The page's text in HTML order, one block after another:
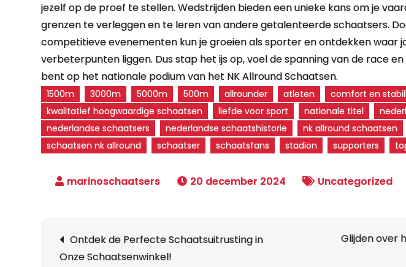
jezelf op de proef te stellen. Wedstrijden bieden een unieke kans om je
grenzen te verleggen en te leren van andere getalenteerde schaatsers.
competitieve evenementen kun je groeien als sporter en ontdekken waar
verbeterpunten liggen. Dus stap het ijs op, voel de spanning van de race
bent op het nationale podium van het NK Allround Schaatsen.
1500m 3000m 5000m 500m allrounder atleten comfort en
kwalitatief hoogwaardige schaatsen
liefde voor sport nationale titel
nederlandse schaatsers
nederlandse schaatshistorie nk allround schaatsen
schaatsen nk allround
schaatser schaatsfans stadion supporters
20 december 2024 Uncategorized
Berichtnavigatie
Ontdek de Perfecte Schaatsuitrusting in
Onze Schaatsenwinkel!
Glijden over